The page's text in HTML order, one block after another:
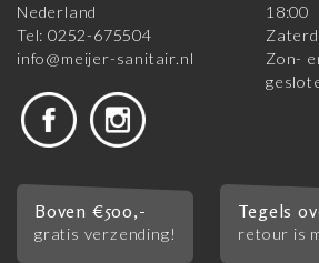
Nederland
Tel: 0252-675504
info@meijer-sanitair.nl
18:00
Zon-
Boven €500,-
gratis verzending!
Tegels
retour is